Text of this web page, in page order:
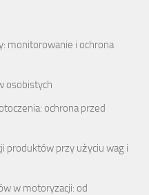
monitorowanie i ochrona
osobistych
ochrona przed
produktów przy użyciu wag i
w motoryzacji: od